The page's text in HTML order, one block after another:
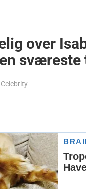
over
sværeste
Celebrity